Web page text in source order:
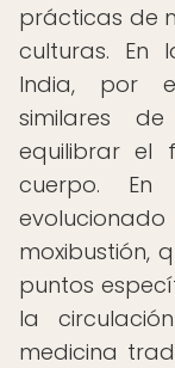
prácticas de
culturas. En
India, por
similares
equilibrar el
cuerpo.
moxibustión,
puntos
la
medicina